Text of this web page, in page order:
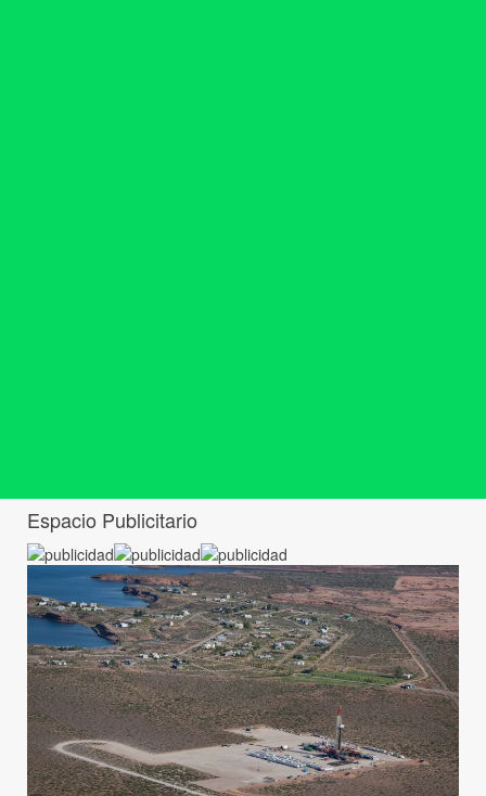
Espacio Publicitario